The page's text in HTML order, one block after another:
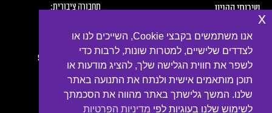
שירותי הקניון
תנאי שימוש
הצהרת פרטיות
נגישות
צור קשר
תחבורה ציבורית:
קווים:
2, 3, 4, 6, 7, 10, 16, 54
אנו משתמשים בקבצי Cookie, השייכים לנו או
לצדדים שלישיים, למטרות שונות, לרבות כדי
לשפר את חווית הגלישה שלך, להציג מודעות או
תוכן מותאמים אישית ולנתח את התנועה באתר
שלנו. המשך גלישתך באתר מהווה את הסכמתך
לשימוש שלנו בעוגיות לפי מדיניות הפרטיות
x